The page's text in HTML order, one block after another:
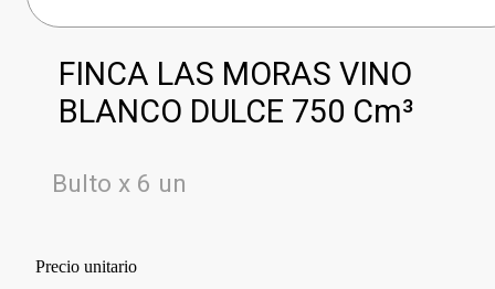
FINCA LAS MORAS VINO
BLANCO DULCE 750 Cm³
Bulto x 6 un
Precio unitario